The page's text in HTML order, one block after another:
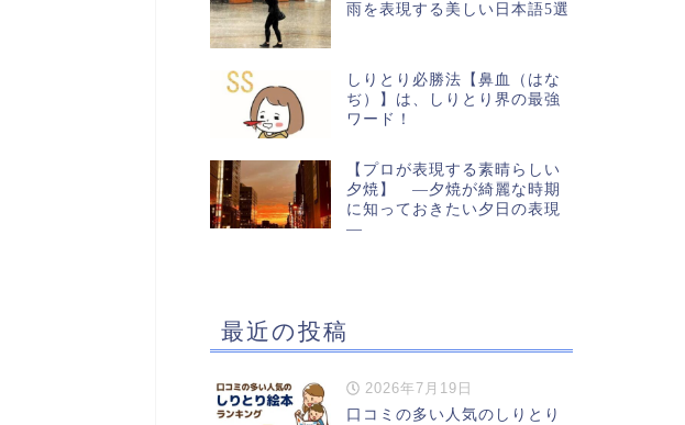
雨を表現する美しい日本語5選
しりとり必勝法【鼻血（はな
ぢ）】は、しりとり界の最強
ワード！
【プロが表現する素晴らしい
夕焼】 ―夕焼が綺麗な時期
に知っておきたい夕日の表現
―
最近の投稿
2026年7月19日
口コミの多い人気のしりとり